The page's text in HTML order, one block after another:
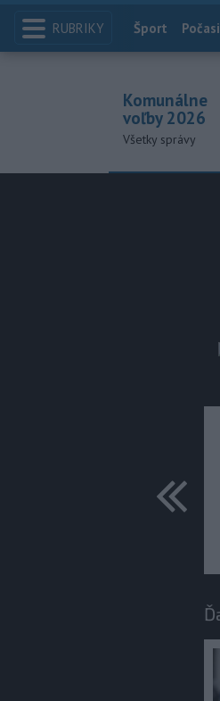
RUBRIKY Index
Šport
Komunálne
voľby 2026
Všetky správy